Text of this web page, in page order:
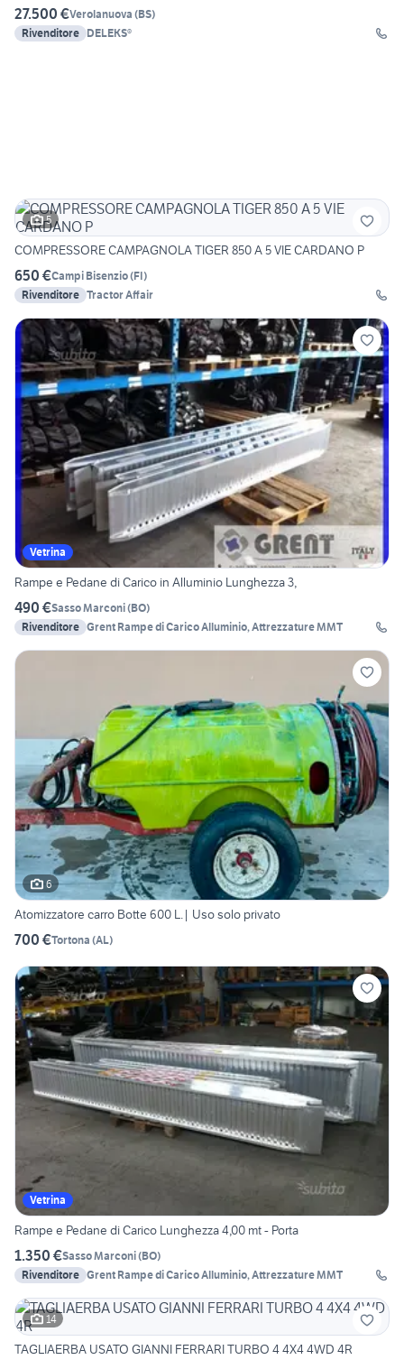
27.500 €Verolanuova (BS)
Rivenditore DELEKS®
5
COMPRESSORE CAMPAGNOLA TIGER 850 A 5 VIE CARDANO P
650 €Campi Bisenzio(FI)
Rivenditore Tractor Affair
Vetrina
Rampe e Pedane di Carico in Alluminio Lunghezza 3,
490 €Sasso Marconi(BO)
Rivenditore Grent Rampe di Carico Alluminio, Attrezzature MMT
6
Atomizzatore carro Botte 600 L.| Uso solo privato
700 €Tortona (AL)
Vetrina
Rampe e Pedane di Carico Lunghezza 4,00 mt - Porta
1.350 €Sasso Marconi(BO)
Rivenditore Grent Rampe di Carico Alluminio, Attrezzature MMT
14
TAGLIAERBA USATO GIANNI FERRARI TURBO 4 4X4 4WD 4R